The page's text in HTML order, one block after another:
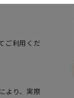
ご利用くだ
より、実際